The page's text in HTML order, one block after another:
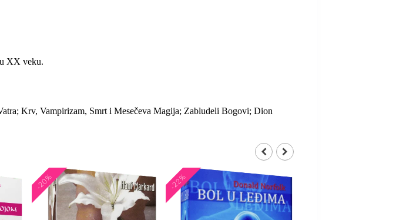
XX veku.
Krv, Vampirizam, Smrt i Mesečeva Magija; Zabludeli Bogovi; Dion
-20% -22%